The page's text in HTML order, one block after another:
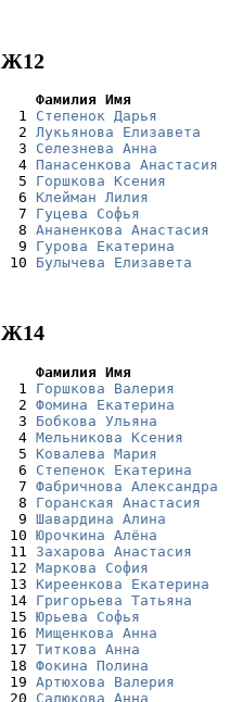
Ж12
Фамилия Имя
1 Степенок Дарья
  2
Лукьянова Елизавета
  3
Селезнева Анна
  4
Панасенкова Анастасия
  5
Горшкова Ксения
  6
Клейман Лилия
  7
Гуцева Софья
  8
Ананенкова Анастасия
  9
Гурова Екатерина
10 Булычева Елизавета
Ж14
Фамилия Имя
1 Горшкова Валерия
  2
Фомина Екатерина
  3
Бобкова Ульяна
  4
Мельникова Ксения
  5
Ковалева Мария
  6
Степенок Екатерина
  7
Фабричнова Александра
  8
Горанская Анастасия
  9
Шавардина Алина
10 Юрочкина Алёна
11 Захарова Анастасия
12 Маркова София
13 Киреенкова Екатерина
14 Григорьева Татьяна
15 Юрьева Софья
16 Мищенкова Анна
17 Титкова Анна
18 Фокина Полина
19 Артюхова Валерия
20 Салюкова Анна